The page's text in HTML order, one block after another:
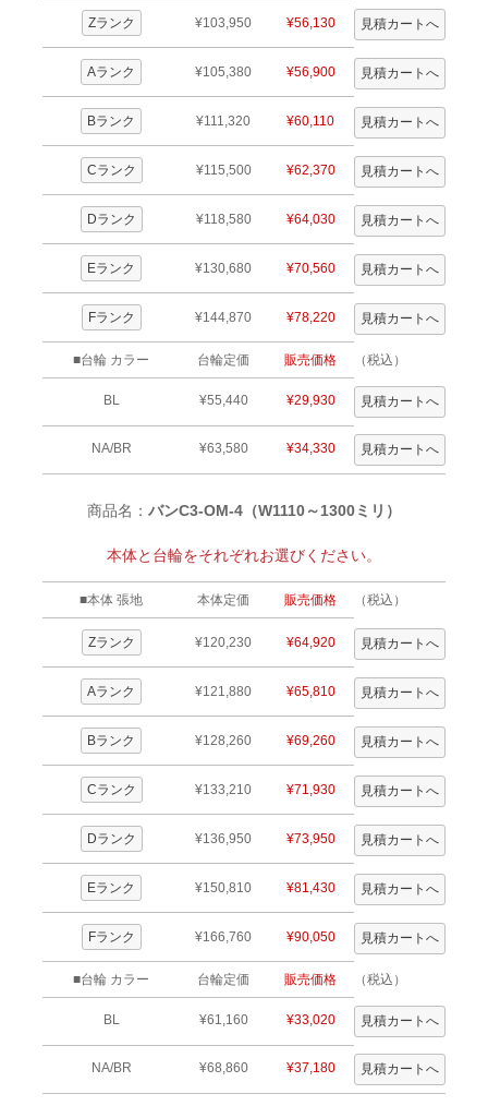
Zランク ¥103,950 ¥56,130
Aランク ¥105,380 ¥56,900
Bランク ¥111,320 ¥60,110
Cランク ¥115,500 ¥62,370
Dランク ¥118,580 ¥64,030
Eランク ¥130,680 ¥70,560
Fランク ¥144,870 ¥78,220
■台輪 カラー 台輪定価 販売価格 （税込）
BL ¥55,440 ¥29,930
NA/BR ¥63,580 ¥34,330
商品名： バンC3-OM-4（W1110～1300ミリ）
本体と台輪をそれぞれお選びください。
■本体 張地 本体定価 販売価格 （税込）
Zランク ¥120,230 ¥64,920
Aランク ¥121,880 ¥65,810
Bランク ¥128,260 ¥69,260
Cランク ¥133,210 ¥71,930
Dランク ¥136,950 ¥73,950
Eランク ¥150,810 ¥81,430
Fランク ¥166,760 ¥90,050
■台輪 カラー 台輪定価 販売価格 （税込）
BL ¥61,160 ¥33,020
NA/BR ¥68,860 ¥37,180